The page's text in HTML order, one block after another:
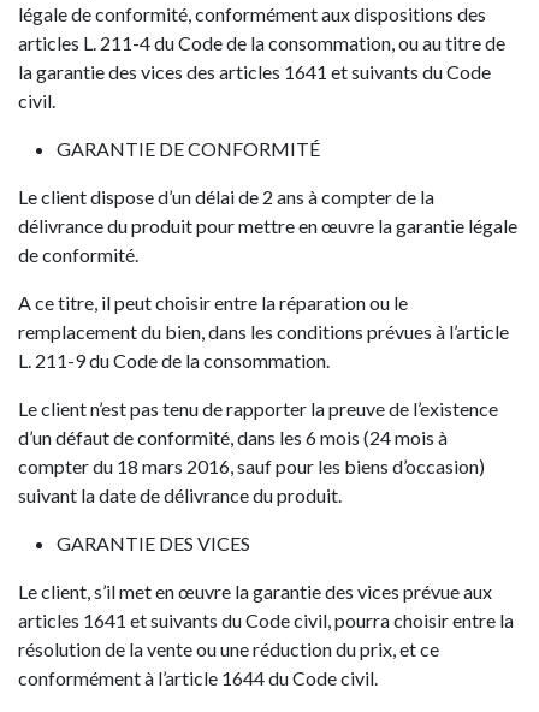
légale de conformité, conformément aux dispositions des
articles L. 211-4 du Code de la consommation, ou au titre de
la garantie des vices des articles 1641 et suivants du Code
civil.
GARANTIE DE CONFORMITÉ
Le client dispose d’un délai de 2 ans à compter de la
délivrance du produit pour mettre en œuvre la garantie légale
de conformité.
A ce titre, il peut choisir entre la réparation ou le
remplacement du bien, dans les conditions prévues à l’article
L. 211-9 du Code de la consommation.
Le client n’est pas tenu de rapporter la preuve de l’existence
d’un défaut de conformité, dans les 6 mois (24 mois à
compter du 18 mars 2016, sauf pour les biens d’occasion)
suivant la date de délivrance du produit.
GARANTIE DES VICES
Le client, s’il met en œuvre la garantie des vices prévue aux
articles 1641 et suivants du Code civil, pourra choisir entre la
résolution de la vente ou une réduction du prix, et ce
conformément à l’article 1644 du Code civil.